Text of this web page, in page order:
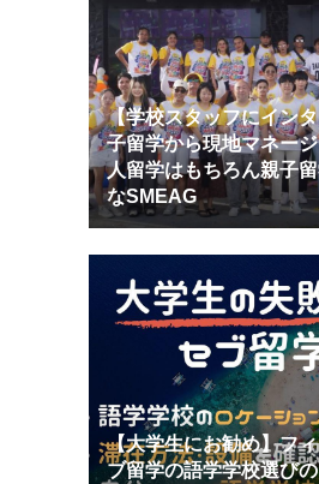
【学校スタッフにイン
子留学から現地マネー
人留学はもちろん親子
なSMEAG
【大学生にお勧め】フ
ブ留学の語学学校選び